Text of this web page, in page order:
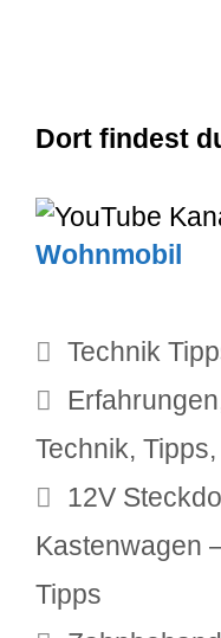
Dort findest
Wohnmobil
Kategorien
Technik
Schlagwörter
Erfahrungen
Technik, Tipps,
12V
Kastenwagen
Tipps